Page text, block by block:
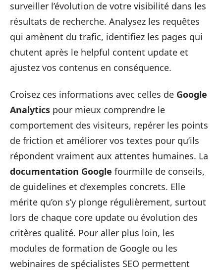
surveiller l’évolution de votre visibilité dans les
résultats de recherche. Analysez les requêtes
qui amènent du trafic, identifiez les pages qui
chutent après le helpful content update et
ajustez vos contenus en conséquence.
Croisez ces informations avec celles de Google
Analytics pour mieux comprendre le
comportement des visiteurs, repérer les points
de friction et améliorer vos textes pour qu’ils
répondent vraiment aux attentes humaines. La
documentation Google fourmille de conseils,
de guidelines et d’exemples concrets. Elle
mérite qu’on s’y plonge régulièrement, surtout
lors de chaque core update ou évolution des
critères qualité. Pour aller plus loin, les
modules de formation de Google ou les
webinaires de spécialistes SEO permettent